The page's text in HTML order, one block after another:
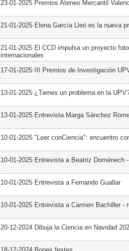
23-01-2025 Premios Ateneo Mercantil
21-01-2025 Elena García Lleó es la nueva
21-01-2025 El CCD impulsa un proyecto
internacionales
17-01-2025 III Premios de Investigación
13-01-2025 ¿Tienes un problema en la
13-01-2025 Entrevista Marga Sánchez
10-01-2025 "Leer conCiencia": encuentro
10-01-2025 Entrevista a Beatriz Doménech
10-01-2025 Entrevista a Fernando Guallar
10-01-2025 Entrevista a Carmen Bachiller -
20-12-2024 Dibuja la Ciencia en Navidad